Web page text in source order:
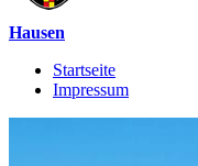
Hausen
Startseite
Impressum